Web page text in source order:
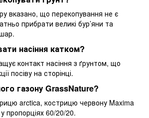
вказано, що перекопування не є
прибрати великі бур’яни та
насіння катком?
контакт насіння з ґрунтом, що
посіву на сторінці.
газону GrassNature?
arctica, кострицю червону Maxima
пропорціях 60/20/20.